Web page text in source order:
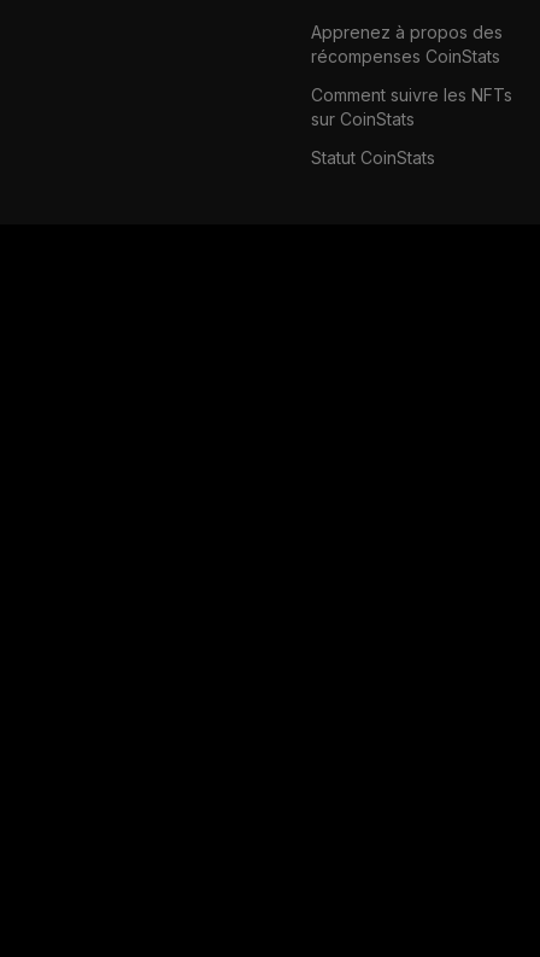
Apprenez à propos des
récompenses CoinStats
Comment suivre les NFTs
sur CoinStats
Statut CoinStats